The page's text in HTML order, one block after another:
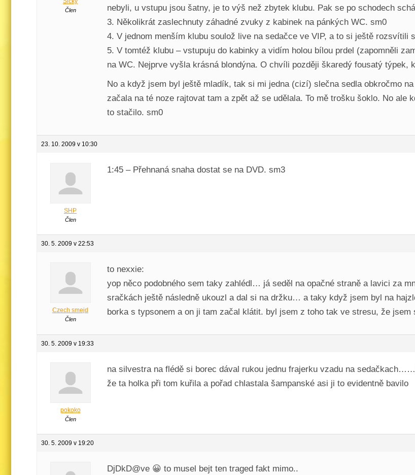
Člen
nebyli, u vstupu jsou šatny, je to výš než zbytek klubu. Pak se po schodech
3. Několikrát zaslechnuty záhadné zvuky z kabinek na pánkých WC. sm0
4. V jednom menším klubu soulož live na sedačce ve VIP, a to si ještě rozsvítili
5. V tomtéž klubu – vstupuju do kabinky a vidím holou bílou prdel (zapomněli
na WC. Nejprve vyšla krásná blondýna. O chvíli později škaredý fousatý týpek,
No a když jsem byl ještě mladík, tak si mi jedna (cizí) slečna sedla obkročmo
začala na té noze rajtovat tam a zpět až se udělala. To mě trošku šoklo. No
to stačilo. sm0
23. 10. 2009 v 10:30
SHP
Člen
1:45 – Přehnaná snaha dostat se na DVD. sm3
30. 5. 2009 v 22:53
Czech smejd
Člen
to nexxie:
yop něco podobného sem taky zahlédl… já seděl na opačné straně a lavici za
sračkách ještě následně ukouzl a dal si na držku… a taky když jsem byl na
borka s typsonem a on ji tam začal klátit. byl jsem z toho tak ve stresu, že
30. 5. 2009 v 19:33
pokoko
Člen
na silvestra na flédě si borec dával rukou jednu frajerku vzadu na
že ta holka při tom kuřila a pořad chlastala šampanské asi ji to evidentně bavilo
30. 5. 2009 v 19:20
DjDkD@ve 😀 to musel bejt ten traged fakt mimo..